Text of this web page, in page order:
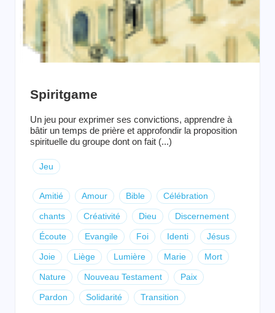
Spiritgame
Un jeu pour exprimer ses convictions, apprendre à
bâtir un temps de prière et approfondir la proposition
spirituelle du groupe dont on fait (...)
Jeu
Amitié Amour Bible Célébration
chants Créativité Dieu Discernement
Écoute Evangile Foi Identi Jésus
Joie Liège Lumière Marie Mort
Nature Nouveau Testament Paix
Pardon Solidarité Transition